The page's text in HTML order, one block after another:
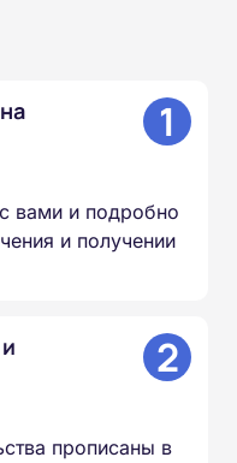
1
вами и подробно
и получении
2
прописаны в